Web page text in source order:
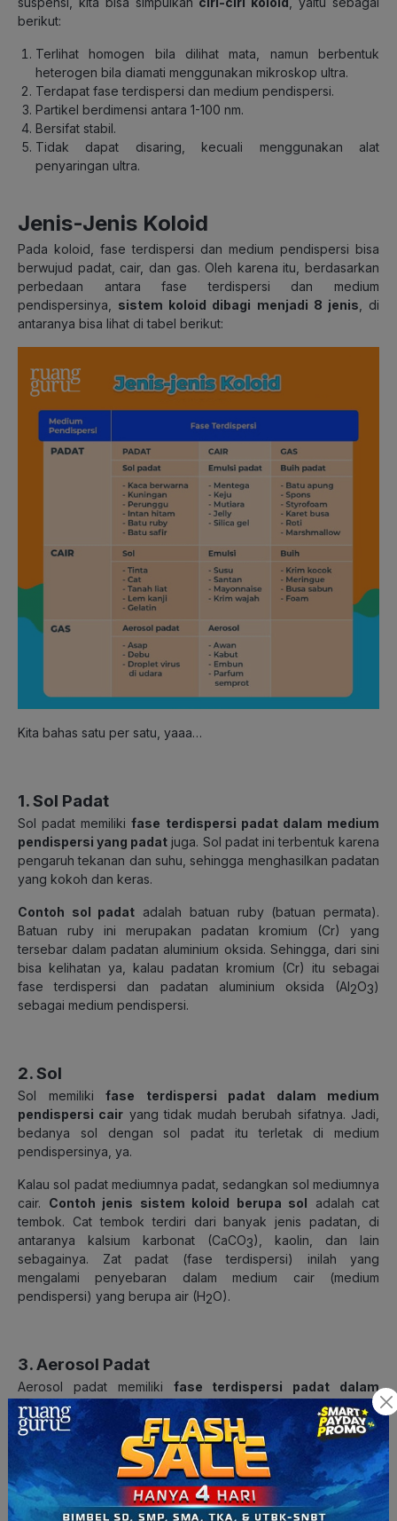
berikut:
Terlihat homogen bila dilihat mata, namun berbentuk
heterogen bila diamati menggunakan mikroskop ultra.
Terdapat fase terdispersi dan medium pendispersi.
Partikel berdimensi antara 1-100 nm.
Bersifat stabil.
Tidak dapat disaring, kecuali menggunakan alat
penyaringan ultra.
Jenis-Jenis Koloid
Pada koloid, fase terdispersi dan medium pendispersi bisa
berwujud padat, cair, dan gas. Oleh karena itu, berdasarkan
perbedaan antara fase terdispersi dan medium
pendispersinya, sistem koloid dibagi menjadi 8 jenis , di
antaranya bisa lihat di tabel berikut:
Kita bahas satu per satu, yaaa…
1. Sol Padat
Sol padat memilikifase terdispersi padat dalam medium
pendispersi yang padat juga. Sol padat ini terbentuk karena
pengaruh tekanan dan suhu, sehingga menghasilkan padatan
yang kokoh dan keras.
Contoh sol padat adalah batuan ruby (batuan permata).
Batuan ruby ini merupakan padatan kromium (Cr) yang
tersebar dalam padatan aluminium oksida. Sehingga, dari sini
bisa kelihatan ya, kalau padatan kromium (Cr) itu sebagai
fase terdispersi dan padatan aluminium oksida (AI2O3)
sebagai medium pendispersi.
2. Sol
Sol memiliki fase terdispersi padat dalam medium
pendispersi cair yang tidak mudah berubah sifatnya. Jadi,
bedanya sol dengan sol padat itu terletak di medium
pendispersinya, ya.
Kalau sol padat mediumnya padat, sedangkan sol mediumnya
cair. Contoh jenis sistem koloid berupa sol adalah cat
tembok. Cat tembok terdiri dari banyak jenis padatan, di
antaranya kalsium karbonat (CaCO3), kaolin, dan lain
sebagainya. Zat padat (fase terdispersi) inilah yang
mengalami penyebaran dalam medium cair (medium
pendispersi) yang berupa air (H2O).
3. Aerosol Padat
Aerosol padat memiliki fase terdispersi padat dalam
medium pendispersi gas
Contoh aerosol padatadalah
asap kendaraan. Asap kendaraan mengandung padatan
berupa timbal, karbon, karbon monoksida, dan lain
sebagainya, yang merupakan hasil pembakaran tidak
sempurna dari mesin.
Makanya, ketika kamu melewati kendaraan bermotor yang